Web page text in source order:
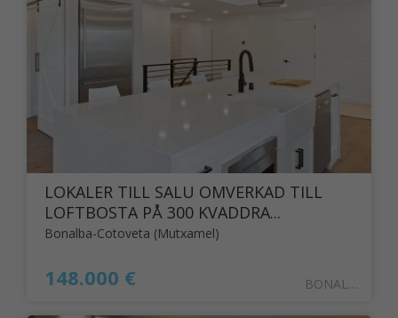
LOKALER TILL SALU OMVERKAD TILL
LOFTBOSTA PÅ 300 KVADDRA...
Bonalba-Cotoveta (Mutxamel)
148.000 € BONALBA7